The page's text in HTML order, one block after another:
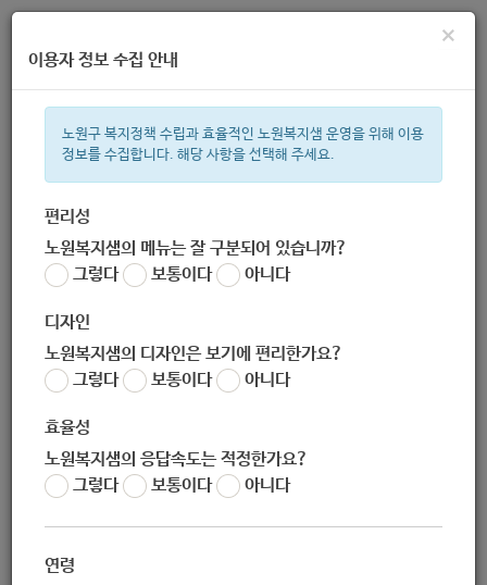
주간 인기검색어
한눈으로 보는 복지 정보
×
이용자 정보 수집 안내
노원구 복지정책 수립과 효율적인 노원복지샘 운영을 위해 이용
정보를 수집합니다. 해당 사항을 선택해 주세요.
편리성
노원복지샘의 메뉴는 잘 구분되어 있습니까?
그렇다
보통이다 아니다
디자인
노원복지샘의 디자인은 보기에 편리한가요?
그렇다
보통이다 아니다
효율성
노원복지샘의 응답속도는 적정한가요?
그렇다
보통이다 아니다
연령
[신림종합사회복지관] 코로나19 대응 실천 사례 연구 보고서 온
라인 공유회 안내
작성자 노원 복지샘
작성일 2020-12-11 09:57